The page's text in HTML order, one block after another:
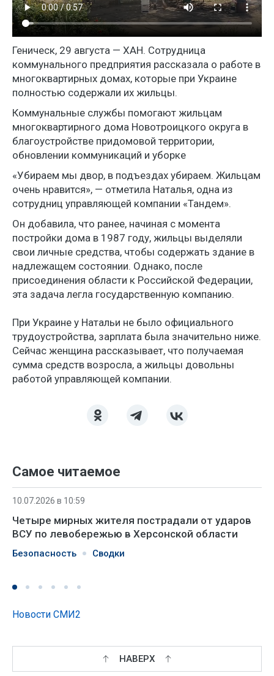
Геническ, 29 августа — ХАН. Сотрудница
коммунального предприятия рассказала о работе в
многоквартирных домах, которые при Украине
полностью содержали их жильцы.
Коммунальные службы помогают жильцам
многоквартирного дома Новотроицкого округа в
благоустройстве придомовой территории,
обновлении коммуникаций и уборке
«Убираем мы двор, в подъездах убираем. Жильцам
очень нравится», — отметила Наталья, одна из
сотрудниц управляющей компании «Тандем».
Он добавила, что ранее, начиная с момента
постройки дома в 1987 году, жильцы выделяли
свои личные средства, чтобы содержать здание в
надлежащем состоянии. Однако, после
присоединения области к Российской Федерации,
эта задача легла государственную компанию.
При Украине у Натальи не было официального
трудоустройства, зарплата была значительно ниже.
Сейчас женщина рассказывает, что получаемая
сумма средств возросла, а жильцы довольны
работой управляющей компании.
Самое читаемое
10.07.2026 в 10:59
Четыре мирных жителя пострадали от ударов
ВСУ по левобережью в Херсонской области
Безопасность Сводки
Новости СМИ2
НАВЕРХ